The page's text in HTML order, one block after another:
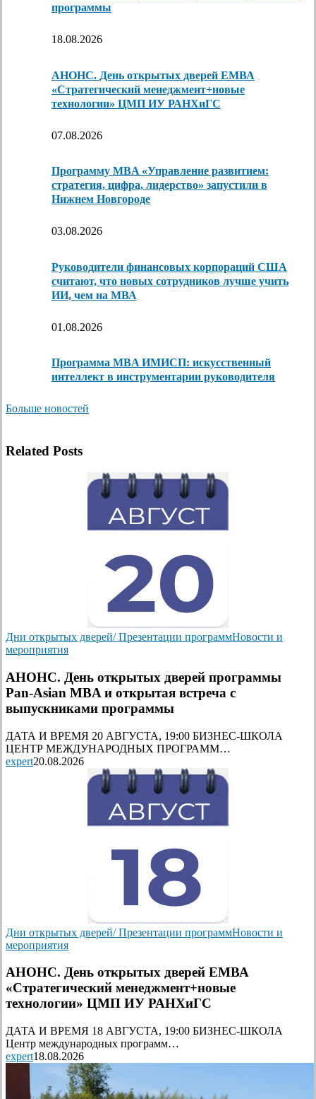
программы
18.08.2026
АНОНС. День открытых дверей ЕМВА
«Стратегический менеджмент+новые
технологии» ЦМП ИУ РАНХиГС
07.08.2026
Программу MBA «Управление развитием:
стратегия, цифра, лидерство» запустили в
Нижнем Новгороде
03.08.2026
Руководители финансовых корпораций США
считают, что новых сотрудников лучше учить
ИИ, чем на МВА
01.08.2026
Программа MBA ИМИСП: искусственный
интеллект в инструментарии руководителя
Больше новостей
Related Posts
Дни открытых дверей/ Презентации программНовости и
мероприятия
АНОНС. День открытых дверей программы
Pan-Asian MBA и открытая встреча с
выпускниками программы
ДАТА И ВРЕМЯ 20 АВГУСТА, 19:00 БИЗНЕС-ШКОЛА
ЦЕНТР МЕЖДУНАРОДНЫХ ПРОГРАММ…
expert20.08.2026
Дни открытых дверей/ Презентации программНовости и
мероприятия
АНОНС. День открытых дверей ЕМВА
«Стратегический менеджмент+новые
технологии» ЦМП ИУ РАНХиГС
ДАТА И ВРЕМЯ 18 АВГУСТА, 19:00 БИЗНЕС-ШКОЛА
Центр международных программ…
expert18.08.2026